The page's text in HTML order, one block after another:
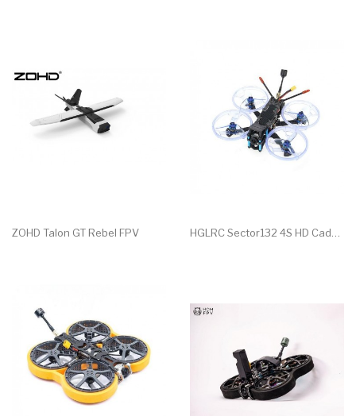
ZOHD Talon GT Rebel FPV